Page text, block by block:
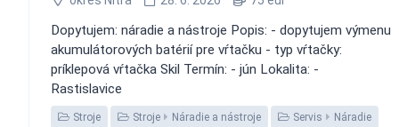
Dopytujem: náradie a nástroje Popis: - dopytujem výmenu
akumulátorových batérií pre vŕtačku - typ vŕtačky:
príklepová vŕtačka Skil Termín: - jún Lokalita: -
Rastislavice
Stroje Stroje Náradie a nástroje Servis Náradie